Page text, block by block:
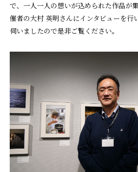
で、一人一人の想いが込められた作品が
催者の大村 英明さんにインタビューを行
伺いましたので是非ご覧ください。